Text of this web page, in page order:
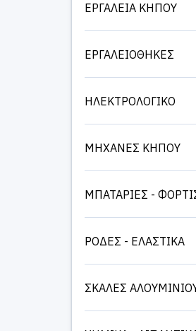
ΕΡΓΑΛΕΙΑ ΚΗΠΟΥ
ΕΡΓΑΛΕΙΟΘΗΚΕΣ
ΗΛΕΚΤΡΟΛΟΓΙΚΟ
ΜΗΧΑΝΕΣ ΚΗΠΟΥ
ΜΠΑΤΑΡΙΕΣ -
ΡΟΔΕΣ - ΕΛΑΣΤΙΚΑ
ΣΚΑΛΕΣ